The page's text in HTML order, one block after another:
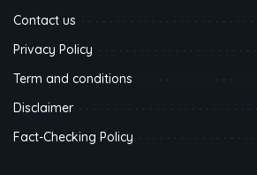
Contact us
Privacy Policy
Term and conditions
Disclaimer
Fact-Checking Policy